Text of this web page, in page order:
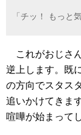
「チッ！ もっと
これがおじさ
逆上します。既
の方向でスタス
追いかけてきま
喧嘩が始まって